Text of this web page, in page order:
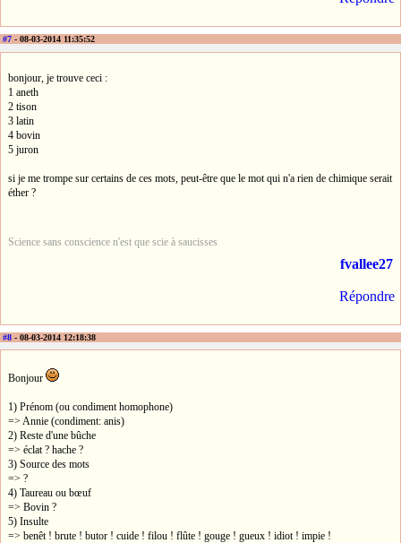
#7 - 08-03-2014 11:35:52
bonjour, je trouve ceci :
1 aneth
2 tison
3 latin
4 bovin
5 juron
si je me trompe sur certains de ces mots, peut-être que le mot qui n'a rien de chimique serait
éther ?
Science sans conscience n'est que scie à saucisses
fvallee27
Répondre
#8 - 08-03-2014 12:18:38
Bonjour
1) Prénom (ou condiment homophone)
=> Annie (condiment: anis)
2) Reste d'une bûche
=> éclat ? hache ?
3) Source des mots
=> ?
4) Taureau ou bœuf
=> Bovin ?
5) Insulte
=> benêt ! brute ! butor ! cuide ! filou ! flûte ! gouge ! gueux ! idiot ! impie !